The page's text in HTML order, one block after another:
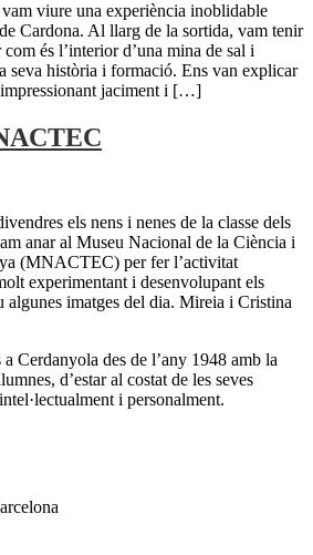
viure una experiència inoblidable
Cardona. Al llarg de la sortida, vam tenir
és l’interior d’una mina de sal i
seva història i formació. Ens van explicar
jaciment i […]
els nens i nenes de la classe dels
anar al Museu Nacional de la Ciència i
(MNACTEC) per fer l’activitat
experimentant i desenvolupant els
algunes imatges del dia. Mireia i Cristina
Cerdanyola des de l’any 1948 amb la
d’estar al costat de les seves
i personalment.